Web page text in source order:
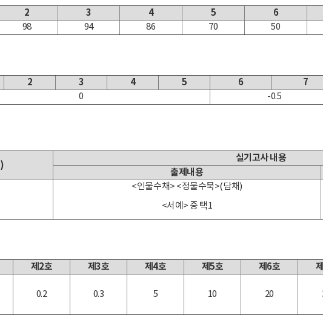
2 3 4 5 6
98 94 86 70 50
2 3 4 5 6 7
0 -0.5
실기고사 내용
출제내용
<인물수채> <정물수묵>(담채)
<서예> 중 택1
제2호 제3호 제4호 제5호 제6호
0.2 0.3 5 10 20